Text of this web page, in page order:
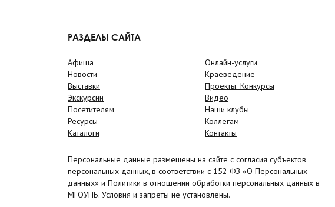
РАЗДЕЛЫ САЙТА
Афиша
Новости
Выставки
Экскурсии
Посетителям
Ресурсы
Каталоги
Онлайн-услуги
Краеведение
Проекты. Конкурсы
Видео
Наши клубы
Коллегам
Контакты
Персональные данные размещены на сайте с согласия субъектов
персональных данных, в соответствии с 152 ФЗ «О Персональных
данных» и Политики в отношении обработки персональных данных в
МГОУНБ. Условия и запреты не установлены.